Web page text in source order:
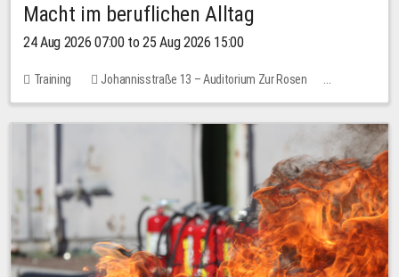
Macht im beruflichen Alltag
24 Aug 2026 07:00 to 25 Aug 2026 15:00
Training
Johannisstraße 13 – Auditorium Zur Rosen
No free places